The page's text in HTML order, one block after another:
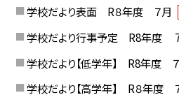
学校だより表面 R８年度 ７月
学校だより行事予定 R8年度
学校だより【低学年】 R8年度
学校だより【高学年】 R８年度